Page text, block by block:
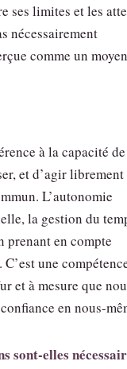
ses limites et les
nécessairement
comme un moyen
à la capacité de
et d’agir
L’autonomie
la gestion du
prenant en compte
une
et à mesure que
en nous-
sont-elles